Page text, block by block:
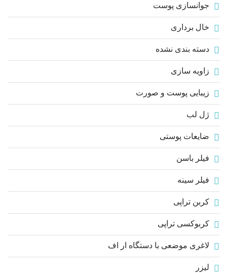
جوانسازی پوست
خال برداری
دسته بندی نشده
زاویه سازی
زیبایی پوست و صورت
ژل لب
ضایعات پوستی
فیلر باسن
فیلر سینه
کربن تراپی
کربوکسی تراپی
لاغری موضعی با دستگاه ار اف
لیزر